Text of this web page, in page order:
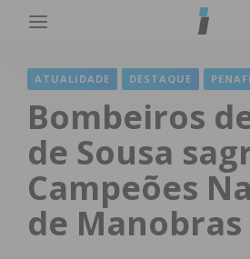
ATUALIDADE DESTAQUE
Bombeiros
de Sousa
Campeões
de Manobras